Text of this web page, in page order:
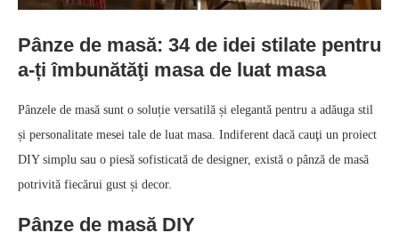
Pânze de masă: 34 de idei stilate pentru
a-ți îmbunătăţi masa de luat masa
Pânzele de masă sunt o soluție versatilă și elegantă pentru a adăuga stil
și personalitate mesei tale de luat masa. Indiferent dacă cauţi un proiect
DIY simplu sau o piesă sofisticată de designer, există o pânză de masă
potrivită fiecărui gust și decor.
Pânze de masă DIY